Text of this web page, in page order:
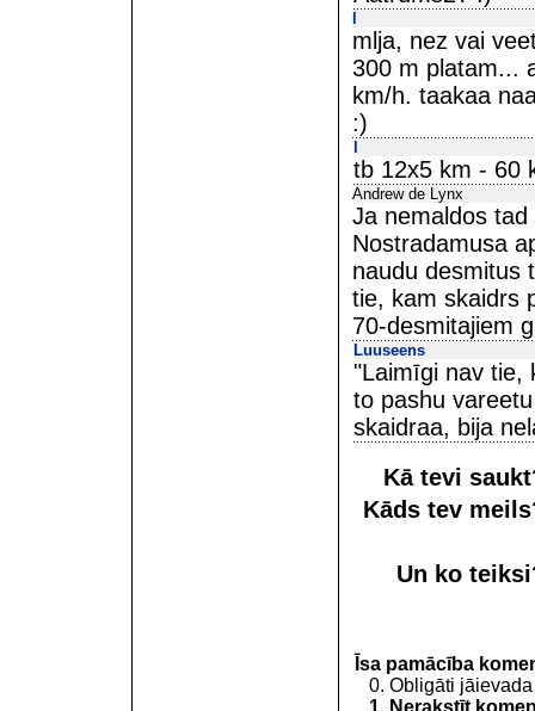
mlja, nez vai
300 m platam...
km/h. taakaa
:)
tb 12x5 km - 60
Andrew de Lynx
Ja nemaldos
Nostradamusa
naudu desmitus
tie, kam skaidrs
70-desmitajiem
Luuseens
"Laimīgi nav tie,
to pashu
skaidraa, bija
Kā tevi
Kāds tev
Un ko
Īsa pamācība
0. Obligāti jāievada
1. Nerakstīt